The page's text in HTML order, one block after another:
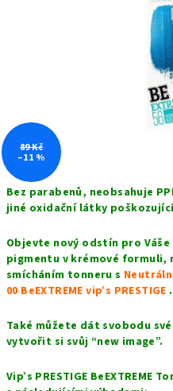
Bez parabenů, neobsahuje
jiné oxidační látky
Objevte nový odstín pro
pigmentu v krémové
smícháním tonneru s
00 BeEXTREME vip’s PRESTIGE .
Také můžete dát svobodu
vytvořit si svůj “new image”.
Vip’s PRESTIGE BeEXTREME
89 Kč
–11 %